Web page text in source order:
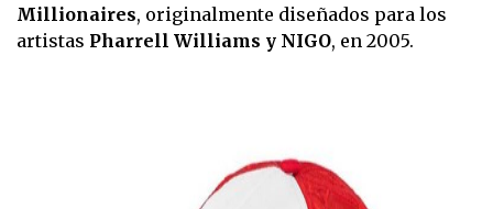
Millionaires, originalmente diseñados para los
artistas Pharrell Williams y NIGO, en 2005.